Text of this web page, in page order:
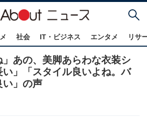
社会 IT・ビジネス エンタメ リサ
」あの、美脚あらわな衣装シ
い」「スタイル良いよね。バ
い」の声